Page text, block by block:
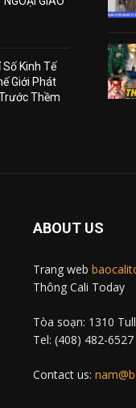
Kinh Tế
Giới Phát
Thềm
ABOUT US
Trang web
Thông Cali Today
Tòa soạn: 1310
Tel: (408) 482-
Contact us: